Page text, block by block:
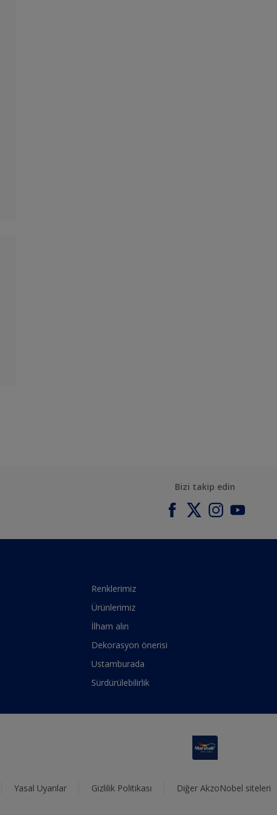
Bizi takip edin
Renklerimiz
Ürünlerimiz
İlham alın
Dekorasyon önerisi
Ustamburada
Sürdürülebilirlik
Yasal Uyarılar Gizlilik Politikası Diğer AkzoNobel siteleri